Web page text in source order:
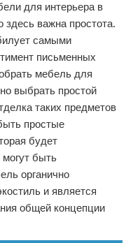
для интерьера в
здесь важна простота.
самыми
письменных
мебель для
выбрать простой
таких предметов
простые
будет
могут быть
органично
и является
общей концепции